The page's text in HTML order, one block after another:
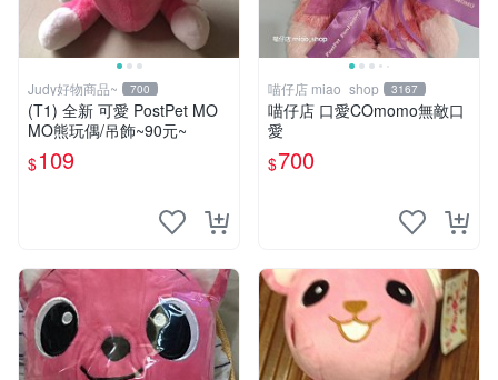
Judy好物商品~ 700
(T1) 全新 可愛 PostPet MO
MO熊玩偶/吊飾~90元~
$109
喵仔店 miao_shop 3167
喵仔店 口愛COmomo無敵口
愛
$700